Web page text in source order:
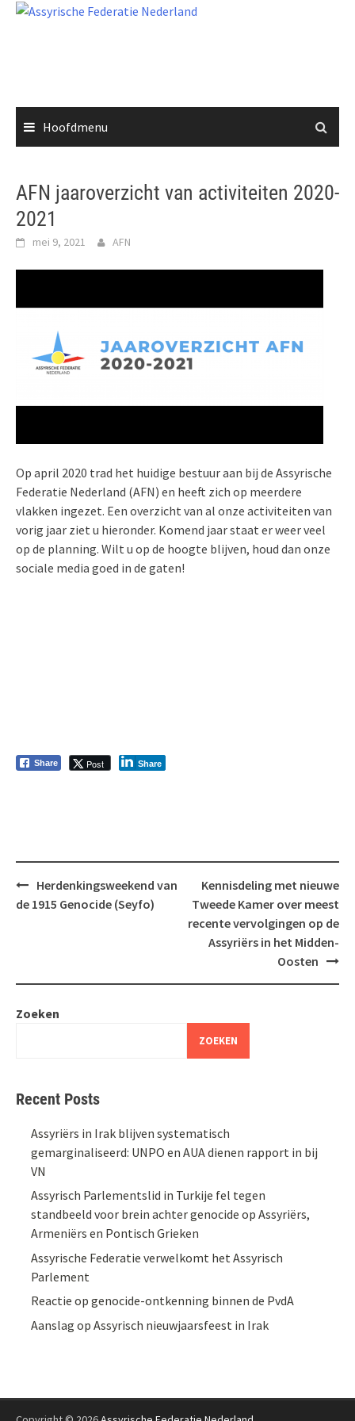
Hoofdmenu
AFN jaaroverzicht van activiteiten 2020-
2021
mei 9, 2021 AFN
Op april 2020 trad het huidige bestuur aan bij de Assyrische
Federatie Nederland (AFN) en heeft zich op meerdere
vlakken ingezet. Een overzicht van al onze activiteiten van
vorig jaar ziet u hieronder. Komend jaar staat er weer veel
op de planning. Wilt u op de hoogte blijven, houd dan onze
sociale media goed in de gaten!
Share Post Share
Bericht
navigatie
Herdenkingsweekend van
de 1915 Genocide (Seyfo)
Kennisdeling met nieuwe
Tweede Kamer over meest
recente vervolgingen op de
Assyriërs in het Midden-
Oosten
Zoeken
ZOEKEN
Recent Posts
Assyriërs in Irak blijven systematisch
gemarginaliseerd: UNPO en AUA dienen rapport in bij
VN
Assyrisch Parlementslid in Turkije fel tegen
standbeeld voor brein achter genocide op Assyriërs,
Armeniërs en Pontisch Grieken
Assyrische Federatie verwelkomt het Assyrisch
Parlement
Reactie op genocide-ontkenning binnen de PvdA
Aanslag op Assyrisch nieuwjaarsfeest in Irak